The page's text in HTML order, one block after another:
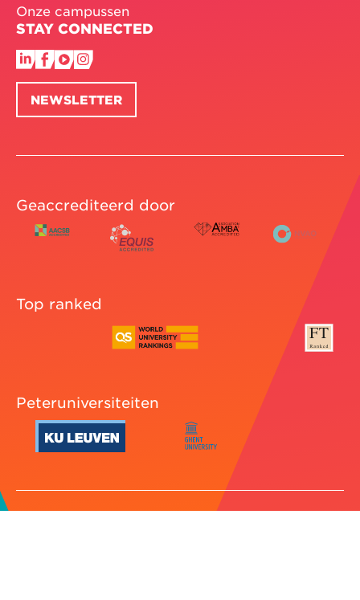
Onze campussen
STAY CONNECTED
NEWSLETTER
Geaccrediteerd door
Top ranked
Peteruniversiteiten